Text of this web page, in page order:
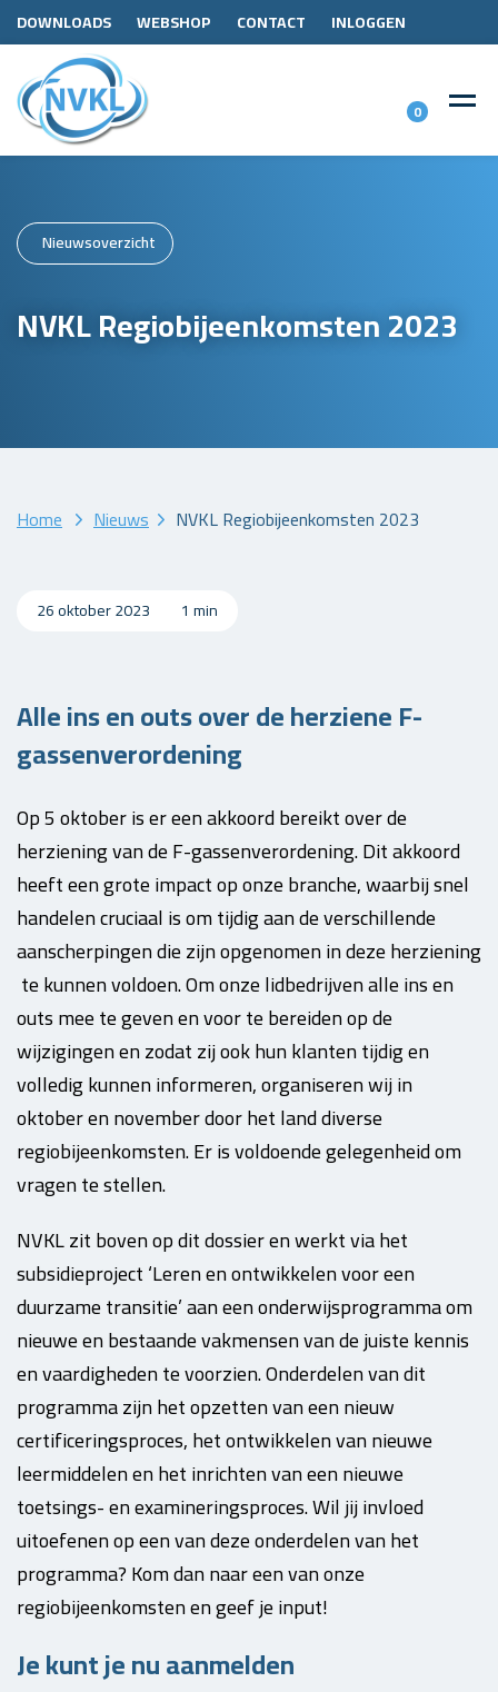
DOWNLOADS WEBSHOP CONTACT INLOGGEN
0
Nieuwsoverzicht
NVKL Regiobijeenkomsten 2023
Home Nieuws NVKL Regiobijeenkomsten 2023
26 oktober 2023 1 min
Alle ins en outs over de herziene F-
gassenverordening
Op 5 oktober is er een akkoord bereikt over de
herziening van de F-gassenverordening. Dit akkoord
heeft een grote impact op onze branche, waarbij snel
handelen cruciaal is om tijdig aan de verschillende
aanscherpingen die zijn opgenomen in deze herziening
te kunnen voldoen. Om onze lidbedrijven alle ins en
outs mee te geven en voor te bereiden op de
wijzigingen en zodat zij ook hun klanten tijdig en
volledig kunnen informeren, organiseren wij in
oktober en november door het land diverse
regiobijeenkomsten. Er is voldoende gelegenheid om
vragen te stellen.
NVKL zit boven op dit dossier en werkt via het
subsidieproject ‘Leren en ontwikkelen voor een
duurzame transitie’ aan een onderwijsprogramma om
nieuwe en bestaande vakmensen van de juiste kennis
en vaardigheden te voorzien. Onderdelen van dit
programma zijn het opzetten van een nieuw
certificeringsproces, het ontwikkelen van nieuwe
leermiddelen en het inrichten van een nieuwe
toetsings- en examineringsproces. Wil jij invloed
uitoefenen op een van deze onderdelen van het
programma? Kom dan naar een van onze
regiobijeenkomsten en geef je input!
Je kunt je nu aanmelden